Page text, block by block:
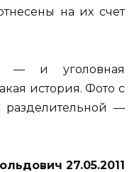
на их счет
— и уголовная
история. Фото с
разделительной —
27.05.2011